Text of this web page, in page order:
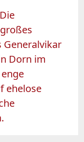
Generalvikar
Dorn im
ehelose